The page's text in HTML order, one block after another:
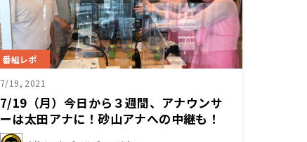
番組レポ
7/19, 2021
7/19（月）今日から３週間、アナウンサ
ーは太田アナに！砂山アナへの中継も！